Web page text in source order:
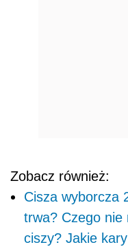
Zobacz również:
Cisza wyborcza
trwa? Czego nie
ciszy? Jakie